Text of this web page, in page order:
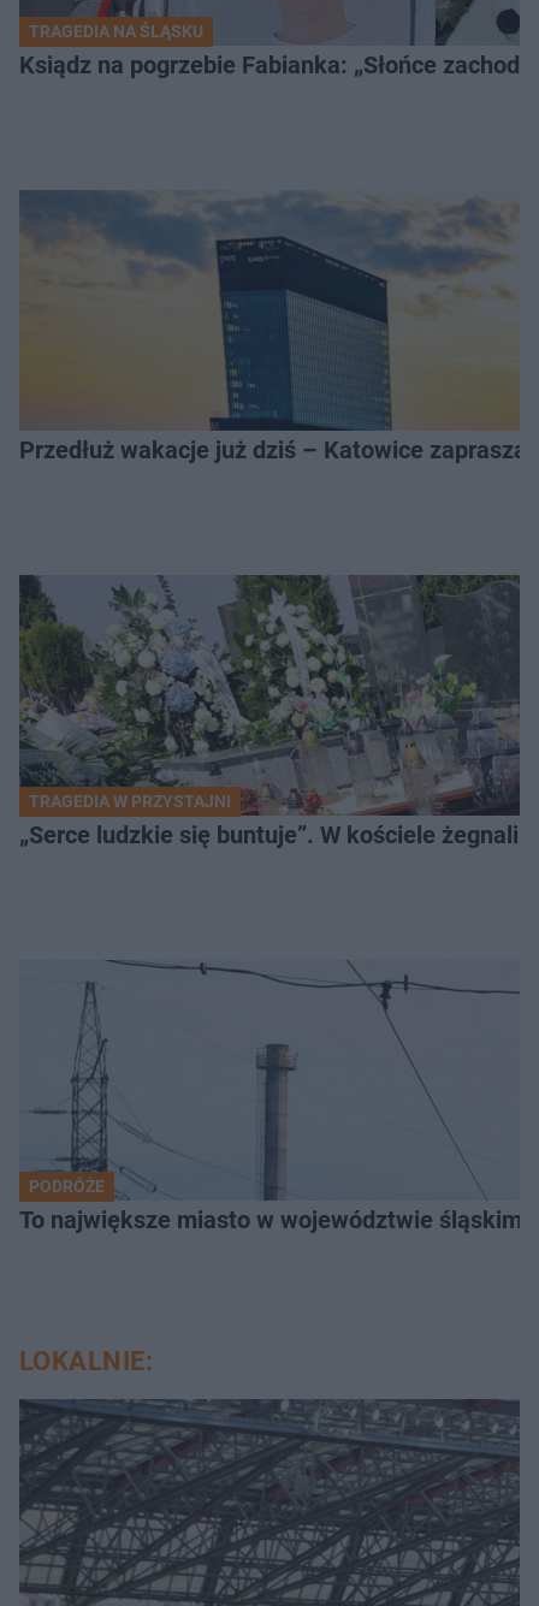
TRAGEDIA NA ŚLĄSKU
Ksiądz na pogrzebie Fabianka: „Słońce
Przedłuż wakacje już dziś – Katowice
TRAGEDIA W PRZYSTAJNI
„Serce ludzkie się buntuje”. W kościele żegnali
PODRÓŻE
To największe miasto w województwie
LOKALNIE: